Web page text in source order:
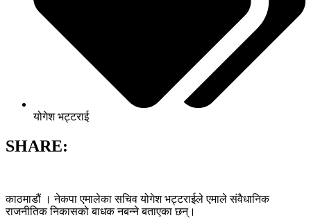
योगेश भट्टराई
SHARE:
काठमाडौं । नेकपा एमालेका सचिव योगेश भट्टराईले एमाले संवैधानिक
राजनीतिक निकासको बाधक नबन्ने बताएका छन्।